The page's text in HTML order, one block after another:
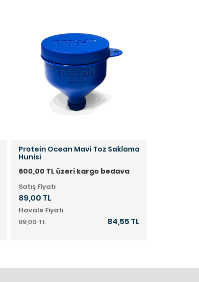
Protein Ocean Mavi Toz Saklama
Hunisi
600,00 TL üzeri kargo bedava
Satış Fiyatı
89,00 TL
Havale Fiyatı
89,00 TL
84,55 TL